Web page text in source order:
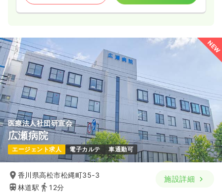
NEW
医療法人社団研宣会
広瀬病院
エージェント求人 電子カルテ 車通勤可
香川県高松市松縄町35-3
林道駅
12分
施設詳細